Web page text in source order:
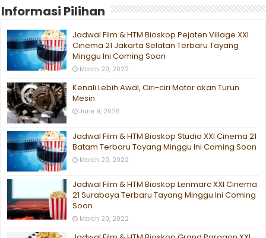
Informasi Pilihan
Jadwal Film & HTM Bioskop Pejaten Village XXI
Cinema 21 Jakarta Selatan Terbaru Tayang
Minggu Ini Coming Soon
March 20, 2022
Kenali Lebih Awal, Ciri-ciri Motor akan Turun
Mesin
June 9, 2026
Jadwal Film & HTM Bioskop Studio XXI Cinema 21
Batam Terbaru Tayang Minggu Ini Coming Soon
March 20, 2022
Jadwal Film & HTM Bioskop Lenmarc XXI Cinema
21 Surabaya Terbaru Tayang Minggu Ini Coming
Soon
March 20, 2022